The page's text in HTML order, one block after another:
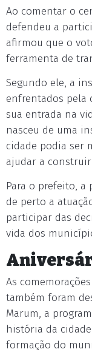
Ao comentar o
defendeu a
afirmou que o
ferramenta de
Segundo ele, a
enfrentados pela
sua entrada na
nasceu de uma
cidade podia ser
ajudar a construir
Para o prefeito, a
de perto a
participar das
vida dos
As
também foram
Marum, a
história da
formação do